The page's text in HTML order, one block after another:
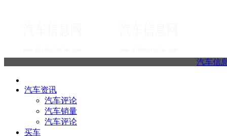
汽车信
汽车资讯
汽车评论
汽车销量
汽车评论
买车